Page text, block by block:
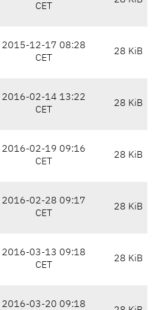
CET
2015-12-17 08:28
CET
28 KiB
2016-02-14 13:22
CET
28 KiB
2016-02-19 09:16
CET
28 KiB
2016-02-28 09:17
CET
28 KiB
2016-03-13 09:18
CET
28 KiB
2016-03-20 09:18